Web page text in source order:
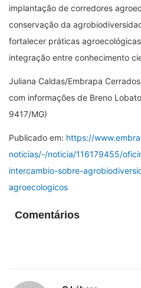
implantação de corredores
conservação da
fortalecer práticas
integração entre conhecimento
Juliana Caldas/Embrapa
com informações de Breno
9417/MG)
Publicado em: https://
noticias/-/noticia/116179455/
intercambio-sobre-
agroecologicos
Comentários